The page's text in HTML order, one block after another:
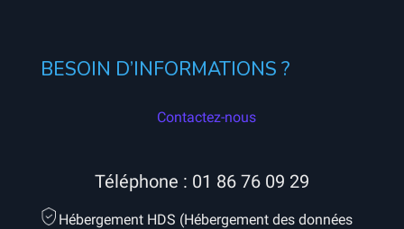
BESOIN D’INFORMATIONS ?
Contactez-nous
Téléphone : 01 86 76 09 29
Hébergement HDS (Hébergement des données